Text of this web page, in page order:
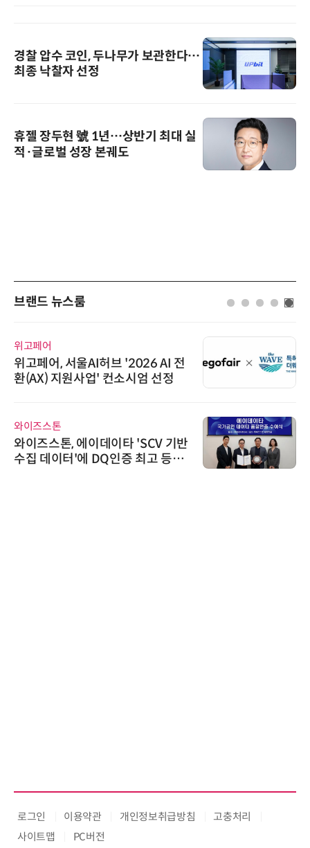
경찰 압수 코인, 두나무가 보관한다…
최종 낙찰자 선정
휴젤 장두현 號 1년…상반기 최대 실
적·글로벌 성장 본궤도
브랜드 뉴스룸
다래전략사업화센터, 'BIO USA 2
026'서 글로벌 빅파마와의 비즈니
스 미팅 지원…K-바이오 해외 진출
씨앤에프시스템, 오웬스그룹과 공
공 ERP·DX 사업 협력
로그인 이용약관 개인정보취급방침
고충처리
사이트맵
PC버전